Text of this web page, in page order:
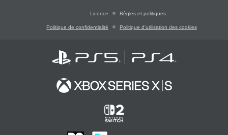
Licence Règles et politiques
Politique de confidentialité Politique d'utilisation des cookies